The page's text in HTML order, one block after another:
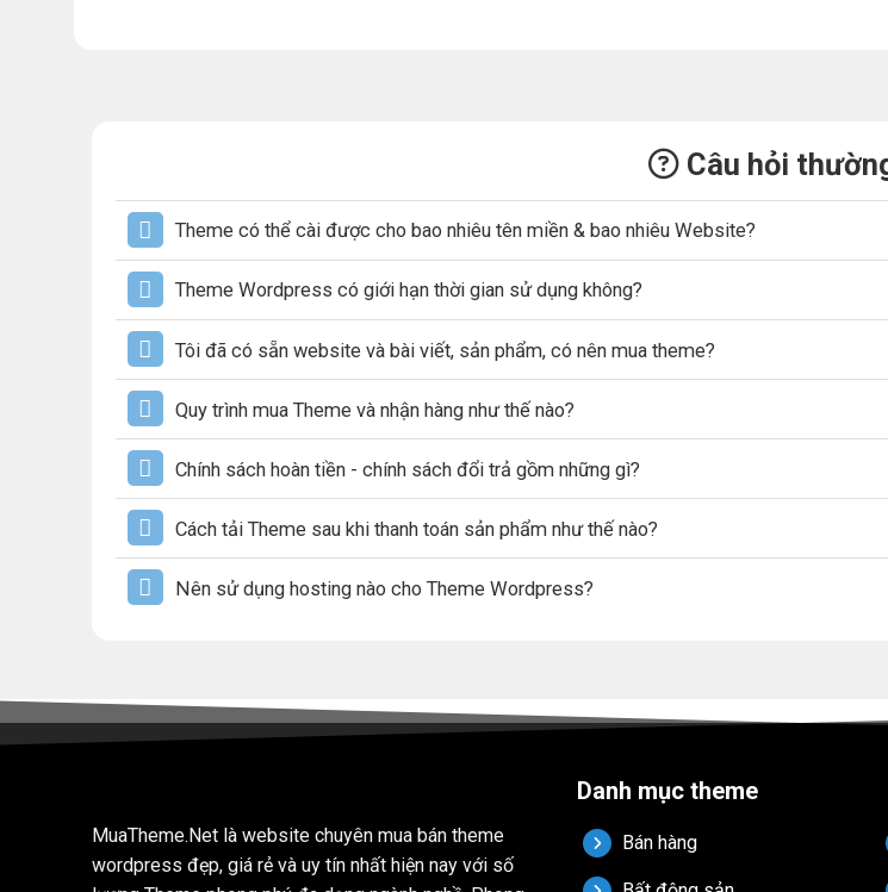
Câu hỏi
Theme có thể cài được cho bao nhiêu tên miền & bao nhiêu Website?
Theme Wordpress có giới hạn thời gian sử dụng không?
Tôi đã có sẵn website và bài viết, sản phẩm, có nên mua theme?
Quy trình mua Theme và nhận hàng như thế nào?
Chính sách hoàn tiền - chính sách đổi trả gồm những gì?
Cách tải Theme sau khi thanh toán sản phẩm như thế nào?
Nên sử dụng hosting nào cho Theme Wordpress?
MuaTheme.Net là website chuyên mua bán theme
wordpress đẹp, giá rẻ và uy tín nhất hiện nay với số
Danh mục theme
Bán hàng